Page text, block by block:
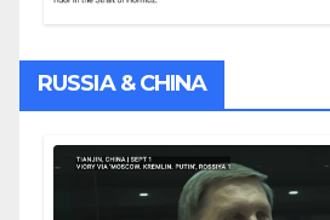
RUSSIA & CHINA